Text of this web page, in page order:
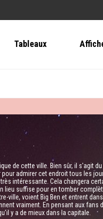
Tableaux
de cette ville. Bien sûr, il s'agit
admirer cet endroit tous les
intéressante. Cela changera
lieu suffise pour en tomber
ville, voient Big Ben et entrent
vraiment. En pensant aux
y a de mieux dans la capitale.